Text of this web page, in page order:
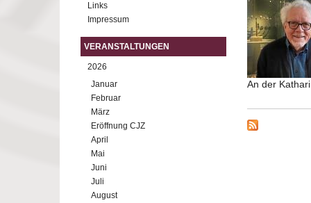
Links
Impressum
VERANSTALTUNGEN
2026
Januar
Februar
März
Eröffnung CJZ
April
Mai
Juni
Juli
August
An der